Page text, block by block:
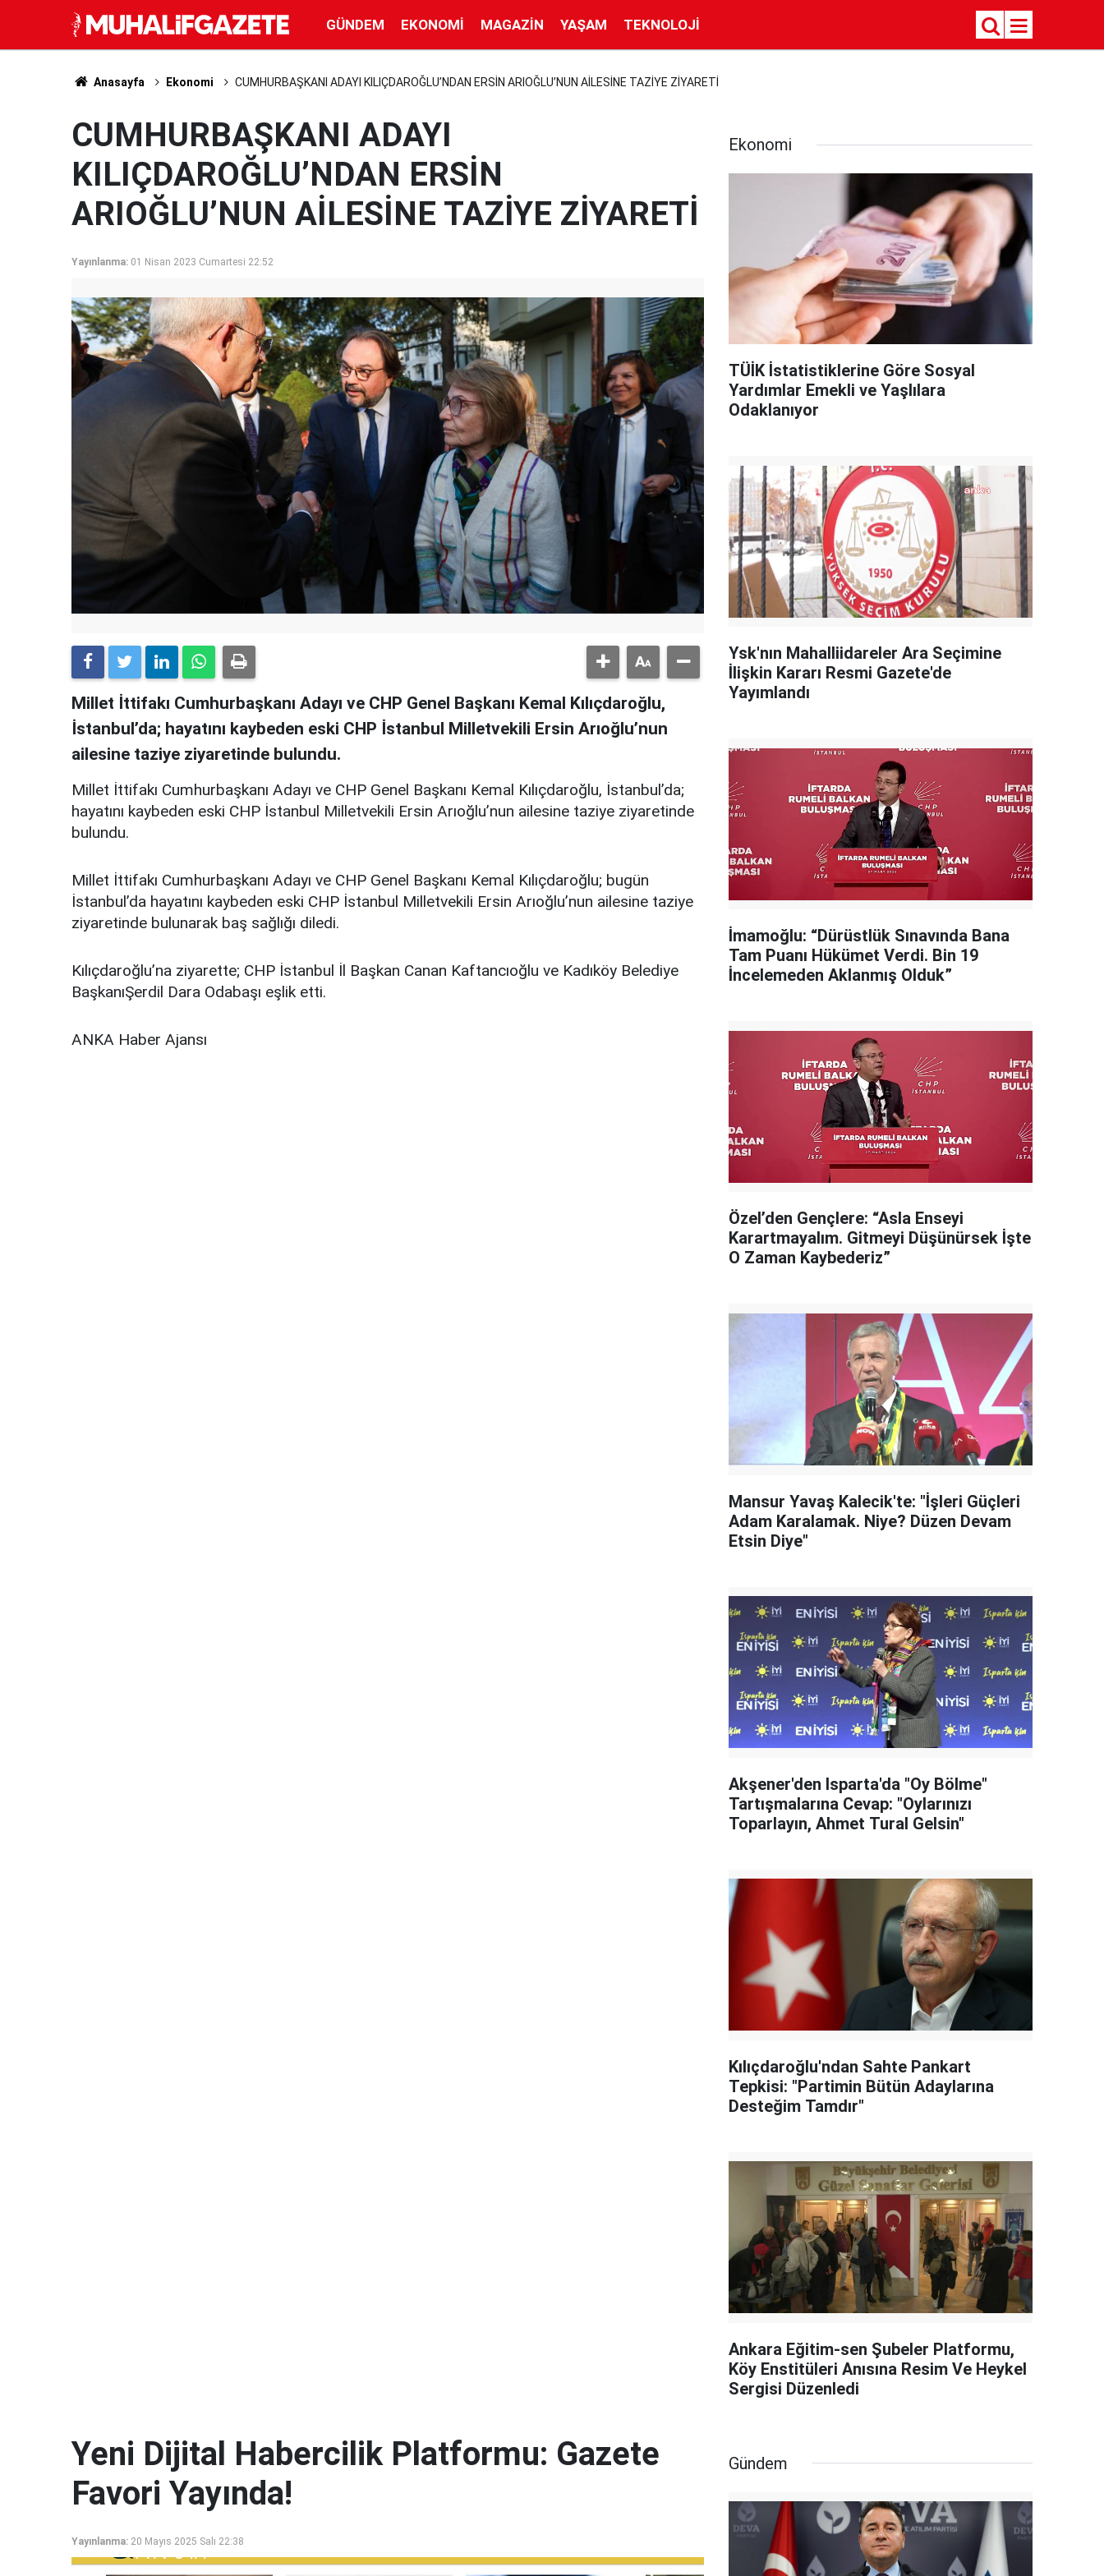
GÜNDEM EKONOMI MAGAZIN YAŞAM TEKNOLOJI
Anasayfa Ekonomi CUMHURBAŞKANI ADAYI KILIÇDAROĞLU’NDAN ERSİN ARIOĞLU’NUN AİLESİNE TAZİYE ZİYARETİ
CUMHURBAŞKANI ADAYI
KILIÇDAROĞLU’NDAN ERSİN
ARIOĞLU’NUN AİLESİNE TAZİYE ZİYARETİ
Yayınlanma: 01 Nisan 2023 Cumartesi 22:52
Millet İttifakı Cumhurbaşkanı Adayı ve CHP Genel Başkanı Kemal Kılıçdaroğlu,
İstanbul’da; hayatını kaybeden eski CHP İstanbul Milletvekili Ersin Arıoğlu’nun
ailesine taziye ziyaretinde bulundu.
Millet İttifakı Cumhurbaşkanı Adayı ve CHP Genel Başkanı Kemal Kılıçdaroğlu, İstanbul’da;
hayatını kaybeden eski CHP İstanbul Milletvekili Ersin Arıoğlu’nun ailesine taziye ziyaretinde
bulundu.
Millet İttifakı Cumhurbaşkanı Adayı ve CHP Genel Başkanı Kemal Kılıçdaroğlu; bugün
İstanbul’da hayatını kaybeden eski CHP İstanbul Milletvekili Ersin Arıoğlu’nun ailesine taziye
ziyaretinde bulunarak baş sağlığı diledi.
Kılıçdaroğlu’na ziyarette; CHP İstanbul İl Başkan Canan Kaftancıoğlu ve Kadıköy Belediye
BaşkanıŞerdil Dara Odabaşı eşlik etti.
ANKA Haber Ajansı
Ekonomi
TÜİK İstatistiklerine Göre Sosyal
Yardımlar Emekli ve Yaşlılara
Odaklanıyor
Ysk'nın Mahalliidareler Ara Seçimine
İlişkin Kararı Resmi Gazete'de
Yayımlandı
İmamoğlu: “Dürüstlük Sınavında Bana
Tam Puanı Hükümet Verdi. Bin 19
İncelemeden Aklanmış Olduk”
Özel’den Gençlere: “Asla Enseyi
Karartmayalım. Gitmeyi Düşünürsek İşte
O Zaman Kaybederiz”
Mansur Yavaş Kalecik'te: "İşleri Güçleri
Adam Karalamak. Niye? Düzen Devam
Etsin Diye"
Akşener'den Isparta'da "Oy Bölme"
Tartışmalarına Cevap: "Oylarınızı
Toparlayın, Ahmet Tural Gelsin"
Kılıçdaroğlu'ndan Sahte Pankart
Tepkisi: "Partimin Bütün Adaylarına
Desteğim Tamdır"
Ankara Eğitim-sen Şubeler Platformu,
Köy Enstitüleri Anısına Resim Ve Heykel
Sergisi Düzenledi
Yeni Dijital Habercilik Platformu: Gazete
Favori Yayında!
Yayınlanma: 20 Mayıs 2025 Salı 22:38
Gündem